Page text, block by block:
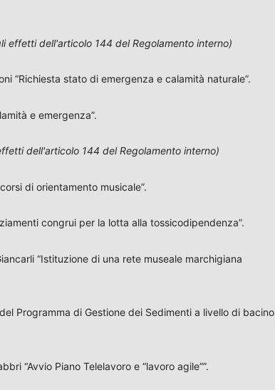
effetti dell'articolo 144 del Regolamento interno)
“Richiesta stato di emergenza e calamità naturale”.
e emergenza”.
dell'articolo 144 del Regolamento interno)
di orientamento musicale”.
congrui per la lotta alla tossicodipendenza”.
“Istituzione di una rete museale marchigiana
Programma di Gestione dei Sedimenti a livello di bacino
“Avvio Piano Telelavoro e “lavoro agile””.